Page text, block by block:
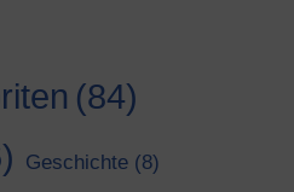
(84)
Geschichte (8)